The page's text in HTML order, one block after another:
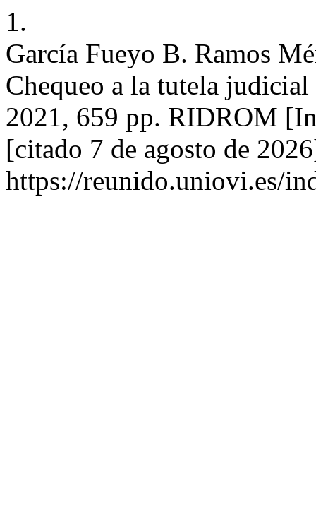
1.
García Fueyo B. Ramos
Chequeo a la tutela
2021, 659 pp. RIDROM
[citado 7 de agosto de
https://reunido.uniovi.es/